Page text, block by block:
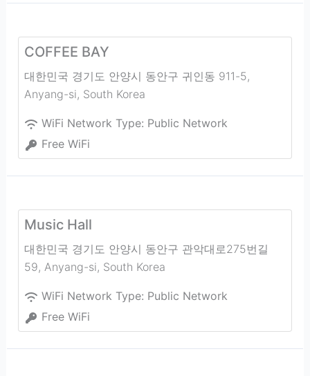
COFFEE BAY
대한민국 경기도 안양시 동안구 귀인동 911-5,
Anyang-si, South Korea
WiFi Network Type: Public Network
Free WiFi
Music Hall
대한민국 경기도 안양시 동안구 관악대로275번길
59, Anyang-si, South Korea
WiFi Network Type: Public Network
Free WiFi